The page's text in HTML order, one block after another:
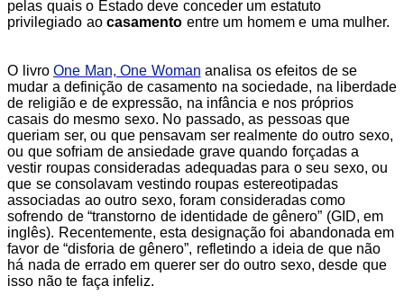
pelas quais o Estado deve conceder um estatuto
privilegiado ao casamento entre um homem e uma mulher.
O livro One Man, One Woman analisa os efeitos de se
mudar a definição de casamento na sociedade, na liberdade
de religião e de expressão, na infância e nos próprios
casais do mesmo sexo. No passado, as pessoas que
queriam ser, ou que pensavam ser realmente do outro sexo,
ou que sofriam de ansiedade grave quando forçadas a
vestir roupas consideradas adequadas para o seu sexo, ou
que se consolavam vestindo roupas estereotipadas
associadas ao outro sexo, foram consideradas como
sofrendo de “transtorno de identidade de gênero” (GID, em
inglês). Recentemente, esta designação foi abandonada em
favor de “disforia de gênero”, refletindo a ideia de que não
há nada de errado em querer ser do outro sexo, desde que
isso não te faça infeliz.